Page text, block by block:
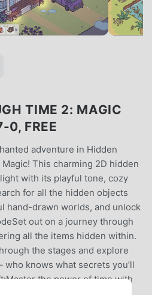
TIME 2: MAGIC
0, FREE
adventure in Hidden
This charming 2D hidden
with its playful tone, cozy
for all the hidden objects
hand-drawn worlds, and unlock
out on a journey through
all the items hidden within.
the stages and explore
knows what secrets you’ll
the power of time with